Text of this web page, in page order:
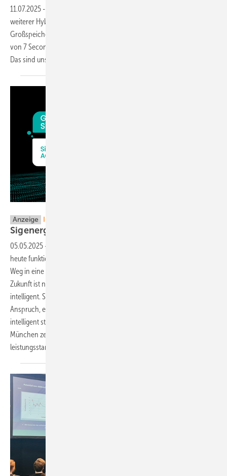
11.07.2025 -
weiterer Hybrid von Kontron Solar, der viel Flexibilität bietet. Der neue
Großspeicher von Alpha ESS nutzt aktives Zell-Balancing und Auto PV
von 7 Second Solar reduziert den Planungsaufwand von Solarparks.
Das sind unsere Produkte der
Anzeige
Sigenergy auf der Intersolar
05.05.2025 -
heute funktioniert, trifft Sigenergy am besten persönlich – auf dem
Weg in eine smartere Zukunft. Denn die Energieversorgung der
Zukunft ist nicht fragmentiert, sondern vernetzt, skalierbar und
intelligent. Sigenergy gestaltet diesen Wandel mit dem klaren
Anspruch, erneuerbare Energie nicht nur nutzbar, sondern auch
intelligent steuerbar zu machen. Auf der Intersolar Europe 2025 in
München zeigt Sigenergy, wie sich diese Vision bereits heute in
leistungsstarke, innovative Technologie